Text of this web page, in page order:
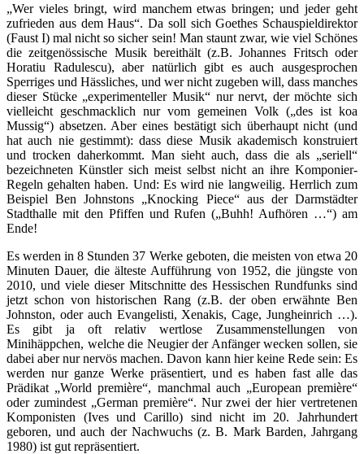
„Wer vieles bringt, wird manchem etwas bringen; und jeder geht
zufrieden aus dem Haus“. Da soll sich Goethes Schauspieldirektor
(Faust I) mal nicht so sicher sein! Man staunt zwar, wie viel Schönes
die zeitgenössische Musik bereithält (z.B. Johannes Fritsch oder
Horatiu Radulescu), aber natürlich gibt es auch ausgesprochen
Sperriges und Hässliches, und wer nicht zugeben will, dass manches
dieser Stücke „experimenteller Musik“ nur nervt, der möchte sich
vielleicht geschmacklich nur vom gemeinen Volk („des ist koa
Mussig“) absetzen. Aber eines bestätigt sich überhaupt nicht (und
hat auch nie gestimmt): dass diese Musik akademisch konstruiert
und trocken daherkommt. Man sieht auch, dass die als „seriell“
bezeichneten Künstler sich meist selbst nicht an ihre Komponier-
Regeln gehalten haben. Und: Es wird nie langweilig. Herrlich zum
Beispiel Ben Johnstons „Knocking Piece“ aus der Darmstädter
Stadthalle mit den Pfiffen und Rufen („Buhh! Aufhören …“) am
Ende!
Es werden in 8 Stunden 37 Werke geboten, die meisten von etwa 20
Minuten Dauer, die älteste Aufführung von 1952, die jüngste von
2010, und viele dieser Mitschnitte des Hessischen Rundfunks sind
jetzt schon von historischen Rang (z.B. der oben erwähnte Ben
Johnston, oder auch Evangelisti, Xenakis, Cage, Jungheinrich …).
Es gibt ja oft relativ wertlose Zusammenstellungen von
Minihäppchen, welche die Neugier der Anfänger wecken sollen, sie
dabei aber nur nervös machen. Davon kann hier keine Rede sein: Es
werden nur ganze Werke präsentiert, und es haben fast alle das
Prädikat „World première“, manchmal auch „European première“
oder zumindest „German première“. Nur zwei der hier vertretenen
Komponisten (Ives und Carillo) sind nicht im 20. Jahrhundert
geboren, und auch der Nachwuchs (z. B. Mark Barden, Jahrgang
1980) ist gut repräsentiert.